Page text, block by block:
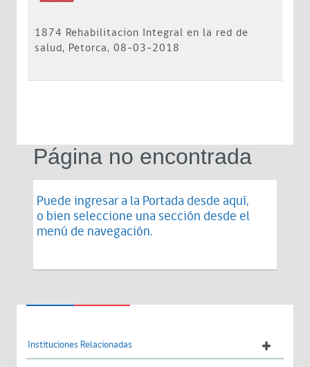
1874 Rehabilitacion Integral en la red de
salud, Petorca, 08-03-2018
Página no encontrada
Puede ingresar a la Portada desde aquí,
o bien seleccione una sección desde el
menú de navegación.
Instituciones Relacionadas